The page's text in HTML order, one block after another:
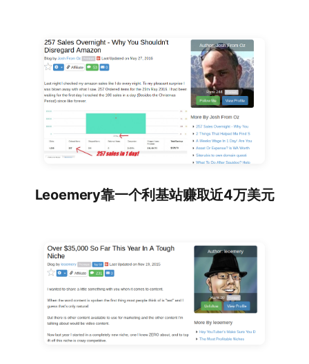
Leoemery靠一个利基站赚取近4万美元